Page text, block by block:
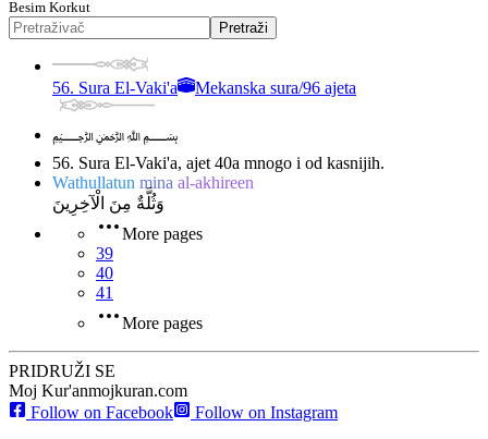
Besim Korkut
Pretraži
56. Sura El-Vaki'a Mekanska sura/96 ajeta
﷽
56. Sura El-Vaki'a, ajet 40a mnogo i od kasnijih.
Wathullatun mina al-akhireen
وَثُلَّةٌ مِنَ الْآخِرِينَ
More pages
39
40
41
More pages
PRIDRUŽI SE
Moj Kur'anmojkuran.com
Follow on Facebook
Follow on Instagram